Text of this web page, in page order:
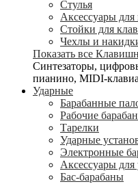
Стулья
Аксессуары
Стойки для
Чехлы и
Показать все
Синтезаторы,
пианино, MIDI-
Ударные
Барабанные
Рабочие
Тарелки
Ударные
Электронные
Аксессуары для
Бас-барабаны